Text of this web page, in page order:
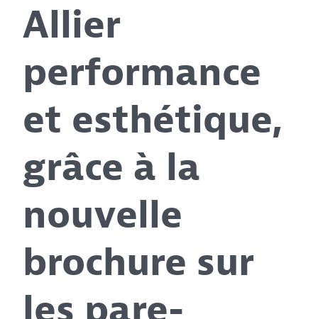
Allier
performance
et esthétique,
grâce à la
nouvelle
brochure sur